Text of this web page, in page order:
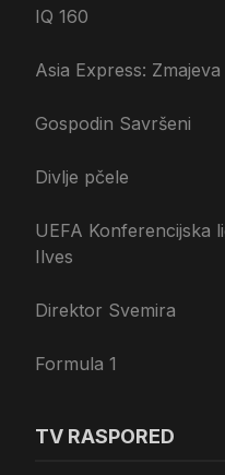
IQ 160
Asia Express:
Gospodin Savršeni
Divlje pčele
UEFA Konferencijska
Ilves
Direktor Svemira
Formula 1
TV RASPORED